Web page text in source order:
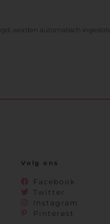
worden automatisch
Volg ons
Facebook
Twitter
Instagram
Pinterest